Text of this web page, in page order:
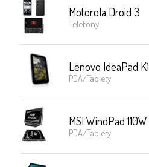
Motorola Droid 3
Telefony
Lenovo IdeaPad K1
PDA/Tablety
MSI WindPad 110W
PDA/Tablety